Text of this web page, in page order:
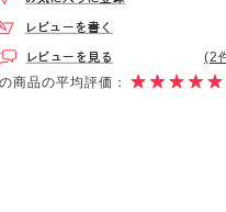
(2
商品の平均評価：